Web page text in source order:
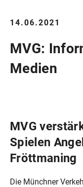
14.06.2021
MVG:
Medien
MVG
Spielen
Fröttmaning
Die Münchner